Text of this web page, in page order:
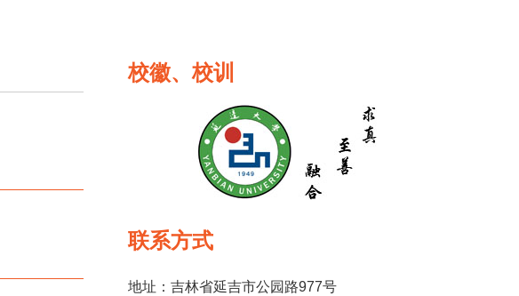
校徽、校训
联系方式
地址：吉林省延吉市公园路977号